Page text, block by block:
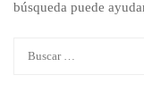
búsqueda puede